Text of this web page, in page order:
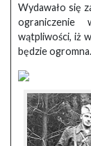
Wydawało się
ograniczenie
wątpliwości, iż
będzie ogromna.